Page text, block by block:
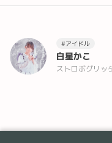
#アイドル
白星かこ
ストロボグリッ